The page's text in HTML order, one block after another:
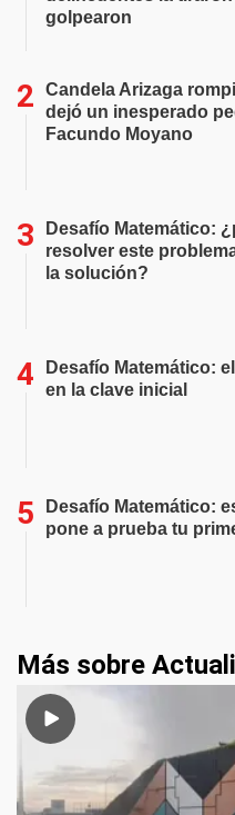
golpearon
Candela Arizaga
dejó un inesperado
Facundo Moyano
Desafío Matemático:
resolver este
la solución?
Desafío Matemático:
en la clave inicial
Desafío Matemático:
pone a prueba tu
Más sobre